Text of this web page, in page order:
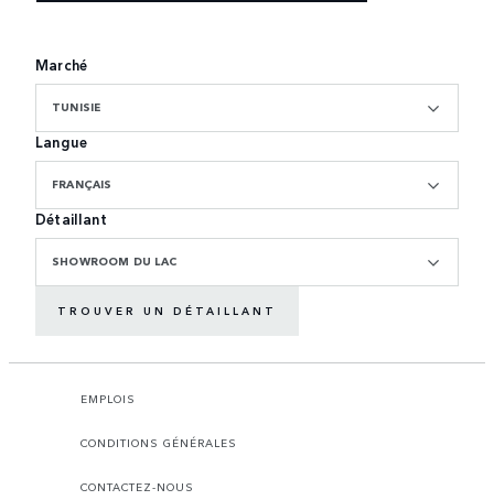
Marché
TUNISIE
Langue
FRANÇAIS
Détaillant
SHOWROOM DU LAC
TROUVER UN DÉTAILLANT
EMPLOIS
CONDITIONS GÉNÉRALES
CONTACTEZ-NOUS